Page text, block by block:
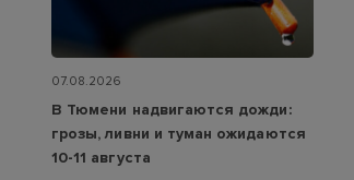
07.08.2026
В Тюмени надвигаются дожди:
грозы, ливни и туман ожидаются
10-11 августа